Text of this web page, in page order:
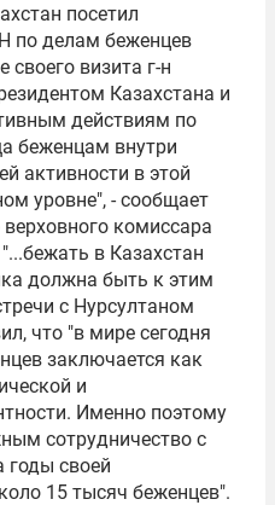
посетил
по делам беженцев
своего визита г-н
Казахстана и
действиям по
беженцам внутри
активности в этой
уровне", - сообщает
комиссара
в Казахстан
должна быть к этим
с Нурсултаном
что "в мире сегодня
заключается как
и
Именно поэтому
сотрудничество с
годы своей
15 тысяч беженцев".